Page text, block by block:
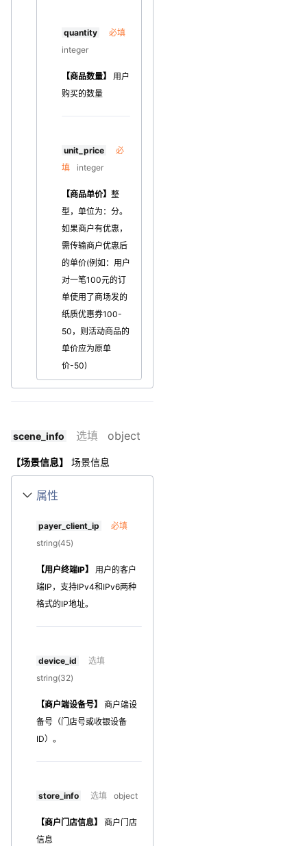
quantity
必填
integer
【商品数量】
用户
购买的数量
unit_price
必
填
integer
【商品单价】 整
型，单位为：分。
如果商户有优惠，
需传输商户优惠后
的单价(例如：用户
对一笔100元的订
单使用了商场发的
纸质优惠券100-
50，则活动商品的
单价应为原单
价-50)
scene_info 选填 object
【场景信息】 场景信息
属性
payer_client_ip
必填
string(45)
【用户终端IP】
用户的客户
端IP，支持IPv4和IPv6两种
格式的IP地址。
device_id
选填
string(32)
【商户端设备号】
商户端设
备号（门店号或收银设备
ID）。
store_info 选填 object
【商户门店信息】
商户门店
信息